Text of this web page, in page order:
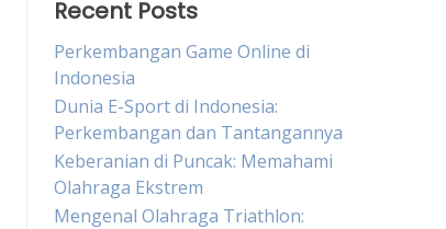
Recent Posts
Perkembangan Game Online di
Indonesia
Dunia E-Sport di Indonesia:
Perkembangan dan Tantangannya
Keberanian di Puncak: Memahami
Olahraga Ekstrem
Mengenal Olahraga Triathlon: